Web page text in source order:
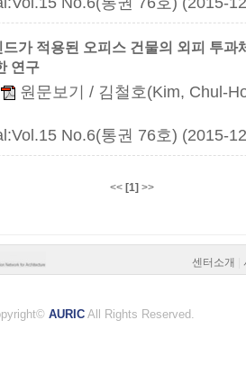
가 적용된 오피스 건물의 외피 투과
연구
원문보기
/ 김철호(Kim, Chul-
No.6(통권 76호) (2015-
<< [1] >>
센터소개
AURIC All Rights Reserved.